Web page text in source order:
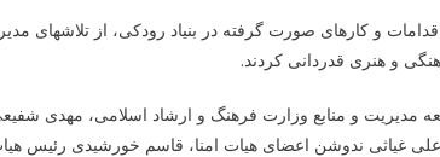
و کارهای صورت گرفته در بنیاد رودکی، از تلاشهای
و هنری قدردانی کردند.
مدیریت و منابع وزارت فرهنگ و ارشاد اسلامی، مهدی
علی غیاثی ندوشن اعضای هیات امنا، قاسم خورشیدی رئیس